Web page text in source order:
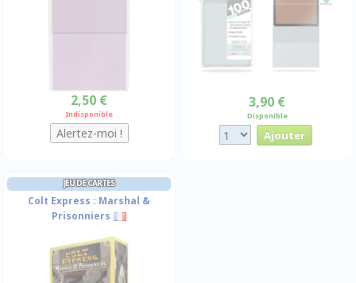
2,50 €
Indisponible
3,90 €
Disponible
JEU DE CARTES
Colt Express : Marshal &
Prisonniers